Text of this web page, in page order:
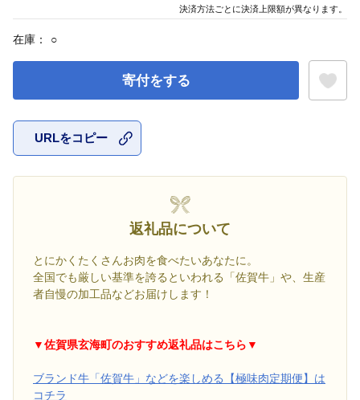
在庫： ○
寄付をする
URLをコピー
返礼品について
とにかくたくさんお肉を食べたいあなたに。
全国でも厳しい基準を誇るといわれる「佐賀牛」や、生産
者自慢の加工品などお届けします！
▼佐賀県玄海町のおすすめ返礼品はこちら▼
ブランド牛「佐賀牛」などを楽しめる【極味肉定期便】は
コチラ
決済方法ごとに決済上限額が異なります。